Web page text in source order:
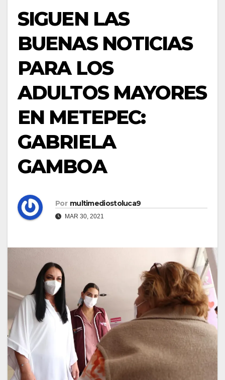
SIGUEN LAS
BUENAS NOTICIAS
PARA LOS
ADULTOS MAYORES
EN METEPEC:
GABRIELA
GAMBOA
Por multimediostoluca9
MAR 30, 2021